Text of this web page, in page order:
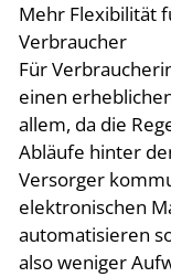
Mehr Flexibilität
Verbraucher
Für
einen
allem, da die
Abläufe hinter
Versorger
elektronischen
automatisieren
also weniger